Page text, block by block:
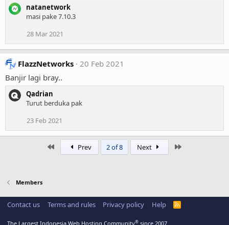
natanetwork
masi pake 7.10.3
28 Mar 2021
FlazzNetworks
20 Feb 2021
Banjir lagi bray..
Qadrian
Turut berduka pak
23 Feb 2021
Prev 2 of 8 Next
Members
Contact us Terms and rules Privacy policy Help
R
The Largest Indonesia Web Hosting Community® since 2007